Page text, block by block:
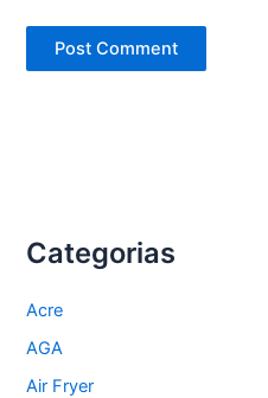
Categorias
Acre
AGA
Air Fryer